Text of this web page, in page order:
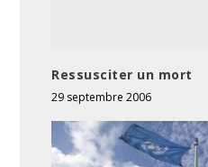
Ressusciter un mort
29 septembre 2006